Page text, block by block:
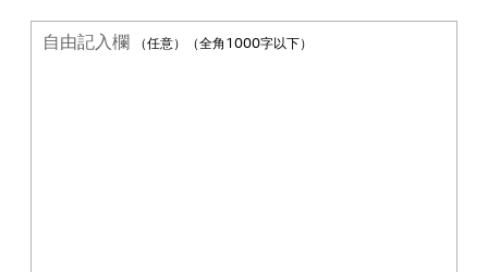
自由記入欄 （任意）（全角1000字以下）